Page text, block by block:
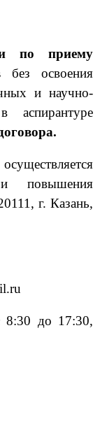
по приему
без освоения
и научно-
аспирантуре
повышения
г. Казань,
до 17:30,